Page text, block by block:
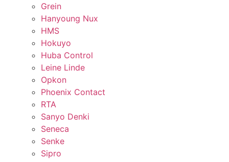
Grein
Hanyoung Nux
HMS
Hokuyo
Huba Control
Leine Linde
Opkon
Phoenix Contact
RTA
Sanyo Denki
Seneca
Senke
Sipro